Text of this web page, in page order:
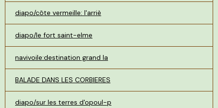
diapo/côte vermeille: l'arriè
diapo/le fort saint-elme
navivoile:destination grand la
BALADE DANS LES CORBIERES
diapo/sur les terres d'opoul-p